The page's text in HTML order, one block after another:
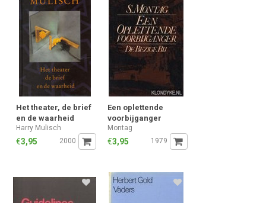
Het theater, de brief
en de waarheid
Harry Mulisch
€3,95 2000
Een oplettende
voorbijganger
Montag
€3,95 1979